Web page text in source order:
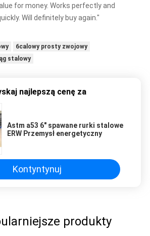
during long sessions. Highly
taking the time to set it up
dial in the IPD correctly. The manual
is smooth, and finding that sweet
time to set it up properly!""The Pico
The manual adjustment is
finding that sweet spot makes all
No more eye strain during long
for money. Works perfectly and
Will definitely buy again."
6calowy prosty zwojowy
stalowy
najlepszą cenę za
Astm a53 6" spawane rurki stalowe
ERW Przemysł energetyczny
Kontyntynuj
produkty